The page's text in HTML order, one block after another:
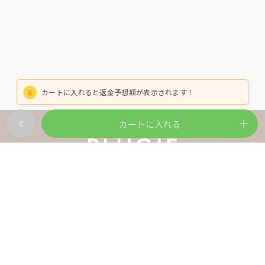
カートに入れると返金予想額が表示されます！
カートに入れる